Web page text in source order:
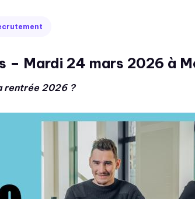
– Mardi 24 mars 2026 à
rentrée 2026 ?